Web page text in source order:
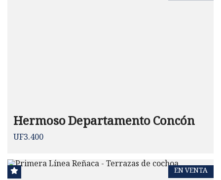
Hermoso Departamento Concón
UF3.400
EN VENTA